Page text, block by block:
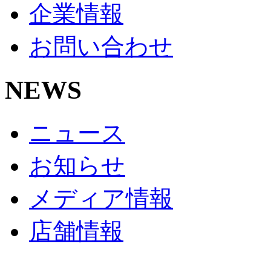
企業情報
お問い合わせ
NEWS
ニュース
お知らせ
メディア情報
店舗情報